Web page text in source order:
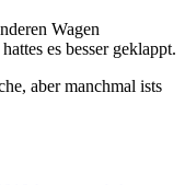
Wagen
es besser geklappt.
aber manchmal ists